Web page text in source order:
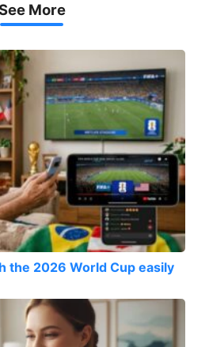
More
the 2026 World Cup easily